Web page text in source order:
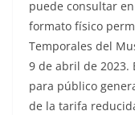
puede consultar
formato físico
Temporales del
9 de abril de 2023.
para público
de la tarifa